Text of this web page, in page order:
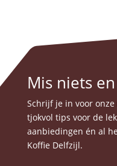
Mis niets
Schrijf je in voor
tjokvol tips voor de
aanbiedingen én al
Koffie Delfzijl.